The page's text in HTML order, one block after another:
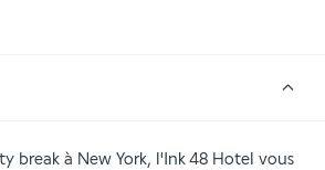
break à New York, l'Ink 48 Hotel vous